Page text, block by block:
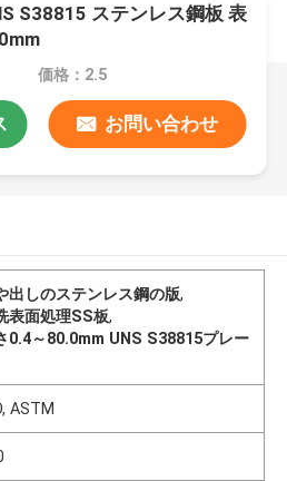
S38815 ステンレス鋼板 表
価格：2.5
お問い合わせ
出しのステンレス鋼の版,
表面処理SS板,
0.4～80.0mm UNS S38815プレー
ASTM